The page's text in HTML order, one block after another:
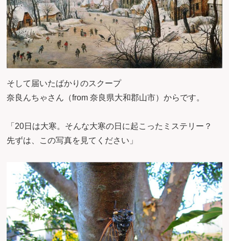
そして届いたばかりのスクープ
奈良んちゃさん（from 奈良県大和郡山市）からです。
「20日は大寒。そんな大寒の日に起こったミステリー？
先ずは、この写真を見てください」